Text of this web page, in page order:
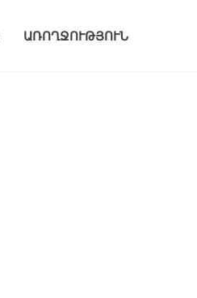
ԱՌՈՂՋՈՒԹՅՈՒՆ